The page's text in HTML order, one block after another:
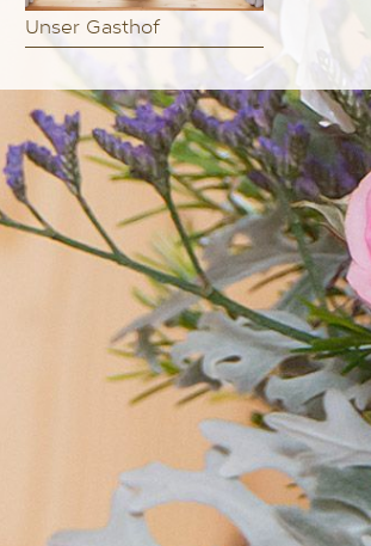
Unser Gasthof